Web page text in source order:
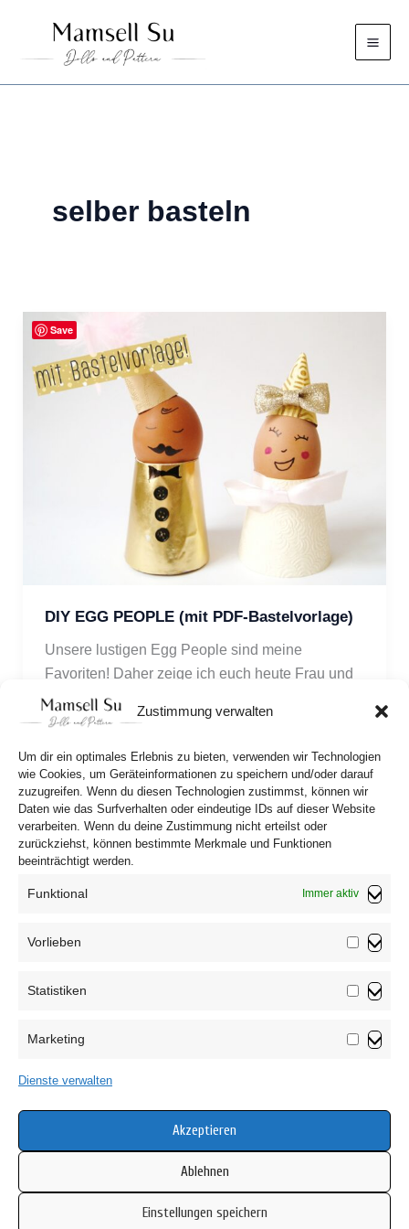
Zustimmung verwalten
Um dir ein optimales Erlebnis zu bieten, verwenden wir Technologien
wie Cookies, um Geräteinformationen zu speichern und/oder darauf
zuzugreifen. Wenn du diesen Technologien zustimmst, können wir
Daten wie das Surfverhalten oder eindeutige IDs auf dieser Website
verarbeiten. Wenn du deine Zustimmung nicht erteilst oder
zurückziehst, können bestimmte Merkmale und Funktionen
beeinträchtigt werden.
Funktional Immer aktiv
Vorlieben
Statistiken
Marketing
Dienste verwalten
Akzeptieren
Ablehnen
Einstellungen speichern
springen
selber basteln
DIY EGG PEOPLE (mit PDF-Bastelvorlage)
Unsere lustigen Egg People sind meine
Favoriten! Daher zeige ich euch heute Frau und
Herr Ei in Hut und schicker Klamotte. Zum DIY
Tutorial gibt’s die Bastelvorlage dazu!
Cookie-Richtlinie (EU)
Save